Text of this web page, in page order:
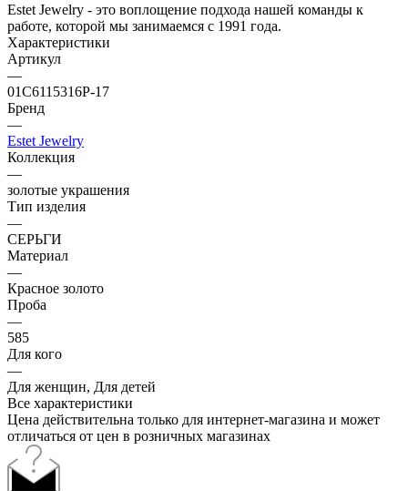
Estet Jewelry - это воплощение подхода нашей команды к
работе, которой мы занимаемся с 1991 года.
Характеристики
Артикул
—
01С6115316Р-17
Бренд
—
Estet Jewelry
Коллекция
—
золотые украшения
Тип изделия
—
СЕРЬГИ
Материал
—
Красное золото
Проба
—
585
Для кого
—
Для женщин, Для детей
Все характеристики
Цена действительна только для интернет-магазина и может
отличаться от цен в розничных магазинах